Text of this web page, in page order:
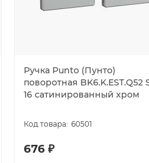
Ручка Punto (Пунто)
поворотная BK6.K.EST.Q52
16 сатинированный хром
60501
676 ₽